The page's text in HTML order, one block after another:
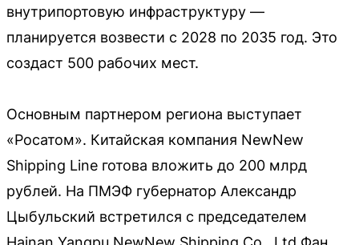
внутрипортовую инфраструктуру —
планируется возвести с 2028 по 2035 год. Это
создаст 500 рабочих мест.
Основным партнером региона выступает
«Росатом». Китайская компания NewNew
Shipping Line готова вложить до 200 млрд
рублей. На ПМЭФ губернатор Александр
Цыбульский встретился с председателем